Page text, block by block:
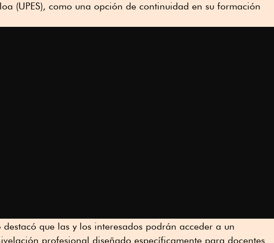
(UPES), como una opción de continuidad en su formación
que las y los interesados podrán acceder a un
profesional diseñado específicamente para docentes